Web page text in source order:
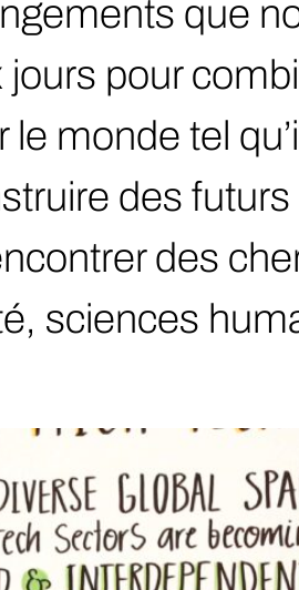
que
pour
monde tel
des
des
sciences